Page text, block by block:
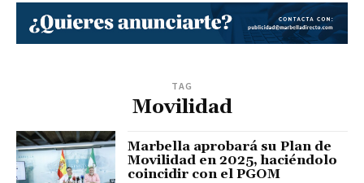
TAG
Movilidad
Marbella aprobará su Plan de
Movilidad en 2025, haciéndolo
coincidir con el PGOM